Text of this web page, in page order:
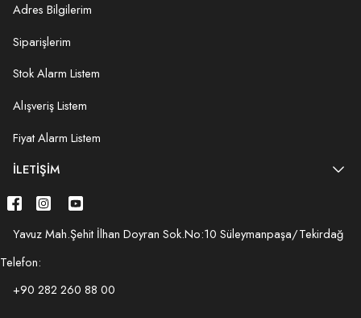
Adres Bilgilerim
Siparişlerim
Stok Alarm Listem
Alışveriş Listem
Fiyat Alarm Listem
İLETIŞIM
Yavuz Mah.Şehit İlhan Doyran Sok.No:10 Süleymanpaşa/Tekirdağ
Telefon:
+90 282 260 88 00